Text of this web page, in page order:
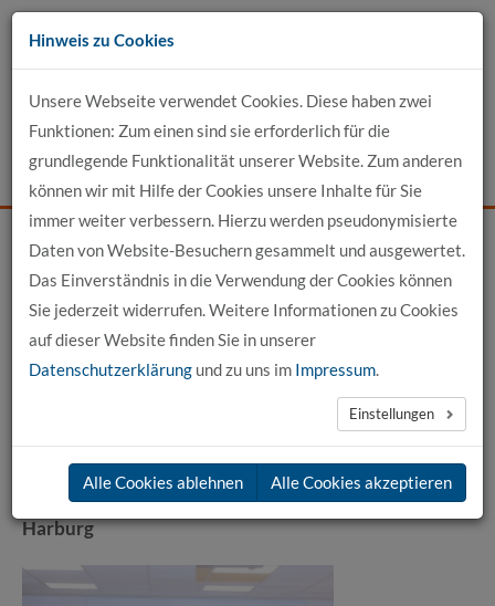
Zum
Inhalt
Events News Login Suche
Kontakt
Startseite News News-Detail
News aus der hochschule 21
30.09.2024
Gesundheitsversorgung der Zukunft im Landkreis
Harburg
Hinweis zu Cookies
Unsere Webseite verwendet Cookies. Diese haben zwei
Funktionen: Zum einen sind sie erforderlich für die
grundlegende Funktionalität unserer Website. Zum anderen
können wir mit Hilfe der Cookies unsere Inhalte für Sie
immer weiter verbessern. Hierzu werden pseudonymisierte
Daten von Website-Besuchern gesammelt und ausgewertet.
Das Einverständnis in die Verwendung der Cookies können
Sie jederzeit widerrufen. Weitere Informationen zu Cookies
auf dieser Website finden Sie in unserer
Datenschutzerklärung und zu uns im Impressum.
Einstellungen
Alle Cookies ablehnen Alle Cookies akzeptieren